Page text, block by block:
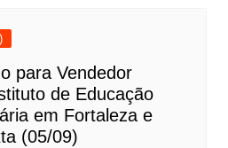
para Vendedor
de Educação
em Fortaleza e
(05/09)